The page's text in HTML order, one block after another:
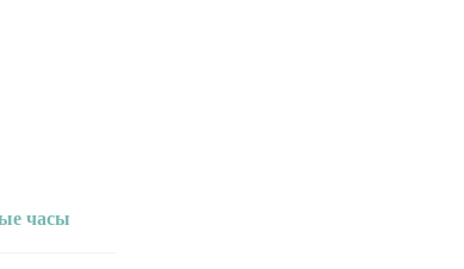
часы